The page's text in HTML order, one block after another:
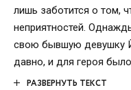
лишь заботится о том,
неприятностей.
свою бывшую девушку
давно, и для героя
Йешим растит их
РАЗВЕРНУТЬ ТЕКСТ